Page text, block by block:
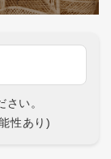
い。
性あり)